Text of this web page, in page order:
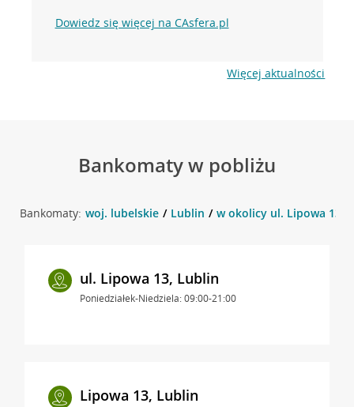
Dowiedz się więcej na CAsfera.pl
Więcej aktualności
Bankomaty w pobliżu
Bankomaty: woj. lubelskie Lublin w okolicy ul. Lipowa 13 ,
ul. Lipowa 13, Lublin
Poniedziałek-Niedziela: 09:00-21:00
Lipowa 13, Lublin